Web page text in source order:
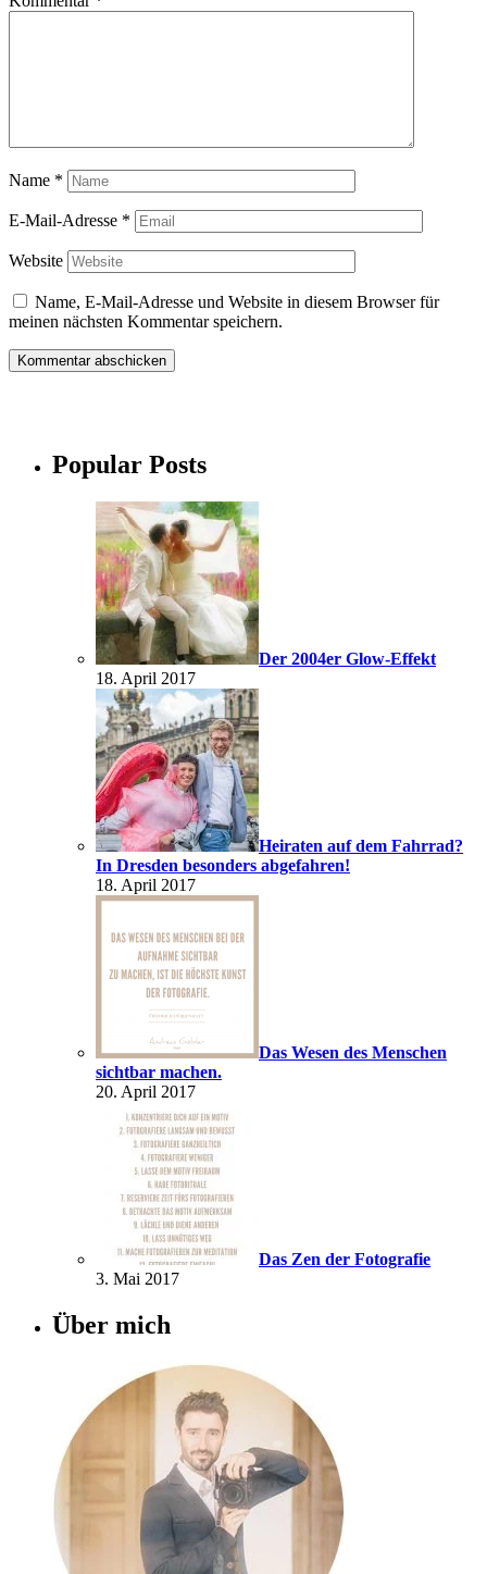
Name *
E-Mail-Adresse *
Website
Name, E-Mail-Adresse und Website in diesem Browser für
meinen nächsten Kommentar speichern.
Popular Posts
Der 2004er Glow-Effekt
18. April 2017
Heiraten auf dem Fahrrad?
In Dresden besonders abgefahren!
18. April 2017
Das Wesen des Menschen
sichtbar machen.
20. April 2017
Das Zen der Fotografie
3. Mai 2017
Über mich